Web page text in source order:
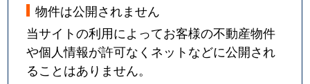
物件は公開されません
当サイトの利用によってお客様の不動産物件
や個人情報が許可なくネットなどに公開され
ることはありません。